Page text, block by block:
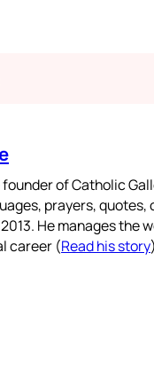
of Catholic
prayers,
He manages the
career (Read his story